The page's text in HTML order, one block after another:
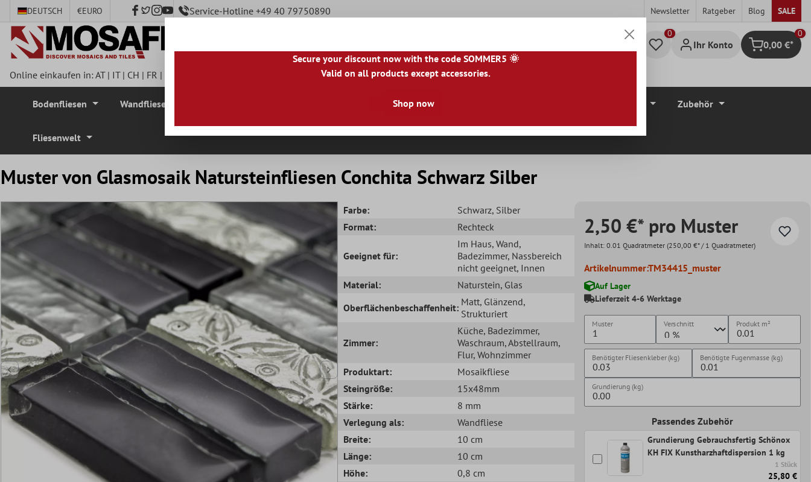
springen
DEUTSCH €EURO Service-Hotline +49 40 79750890 Newsletter Ratgeber Blog SALE
Ihr Konto Warenkorb
0
0,00 €*
Online einkaufen in:AT| IT| CH | FR | |PL| PT |FI |GR|RO |NO|HU|BG|HR|
Bodenfliesen Wandfliesen Terrassenplatten Zubehör
Fliesenwelt
Muster von Glasmosaik Natursteinfliesen Conchita Schwarz Silber
Farbe: Schwarz, Silber
Format:
Rechteck
Geeignet für:
Im Haus, Wand,
Badezimmer, Nassbereich
nicht geeignet, Innen
Material:
Naturstein, Glas
Oberflächenbeschaffenheit: Matt, Glänzend,
Strukturiert
Zimmer:
Küche, Badezimmer,
Waschraum, Abstellraum,
Flur, Wohnzimmer
Produktart:
Mosaikfliese
Steingröße:
15x48mm
Stärke:
8 mm
Verlegung als:
Wandfliese
Breite:
10 cm
Länge:
10 cm
Höhe:
0,8 cm
2,50 €* pro Muster
Inhalt: 0.01 Quadratmeter (250,00 €* / 1 Quadratmeter)
Artikelnummer:TM34415_muster
Auf Lager
Lieferzeit 4-6 Werktage
Muster Verschnitt Produkt m²
Benötigter Fliesenkleber (kg) Benötigte Fugenmasse (kg)
Grundierung (kg)
Passendes Zubehör
Grundierung Gebrauchsfertig Schönox
KH FIX Kunstharzhaftdispersion 1 kg
1 Stück
25,80 €
Secure your discount now with the code SOMMER5 🌞
Valid on all products except accessories.
Shop now